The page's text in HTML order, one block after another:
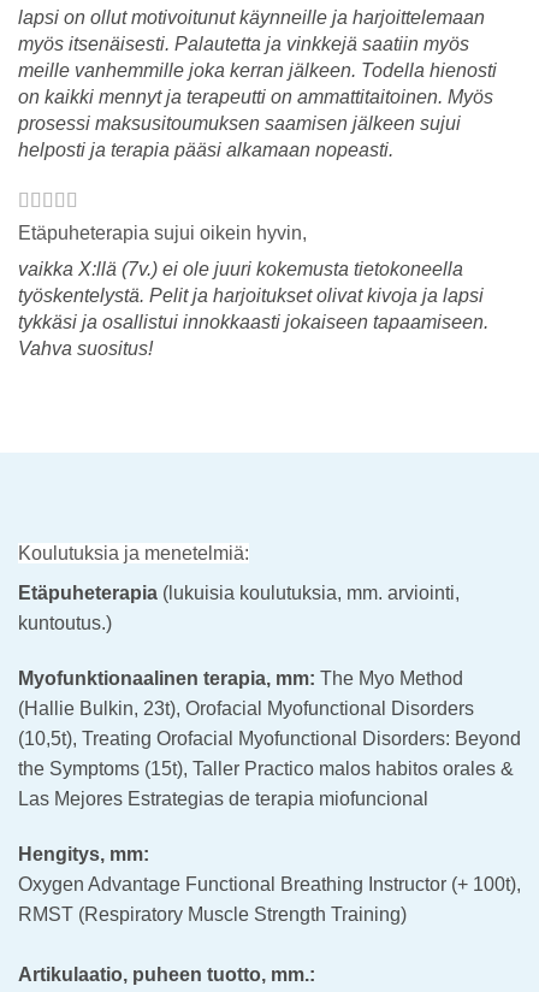
lapsi on ollut motivoitunut käynneille ja harjoittelemaan
myös itsenäisesti. Palautetta ja vinkkejä saatiin myös
meille vanhemmille joka kerran jälkeen. Todella hienosti
on kaikki mennyt ja terapeutti on ammattitaitoinen. Myös
prosessi maksusitoumuksen saamisen jälkeen sujui
helposti ja terapia pääsi alkamaan nopeasti.
Etäpuheterapia sujui oikein hyvin,
vaikka X:llä (7v.) ei ole juuri kokemusta tietokoneella
työskentelystä. Pelit ja harjoitukset olivat kivoja ja lapsi
tykkäsi ja osallistui innokkaasti jokaiseen tapaamiseen.
Vahva suositus!
Koulutuksia ja menetelmiä:
Etäpuheterapia (lukuisia koulutuksia, mm. arviointi,
kuntoutus.)
Myofunktionaalinen terapia, mm: The Myo Method
(Hallie Bulkin, 23t), Orofacial Myofunctional Disorders
(10,5t), Treating Orofacial Myofunctional Disorders: Beyond
the Symptoms (15t), Taller Practico malos habitos orales &
Las Mejores Estrategias de terapia miofuncional
Hengitys, mm:
Oxygen Advantage Functional Breathing Instructor (+ 100t),
RMST (Respiratory Muscle Strength Training)
Artikulaatio, puheen tuotto, mm.: